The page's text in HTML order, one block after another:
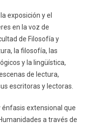
exposición y el
en la voz de
de Filosofía y
la filosofía, las
y la lingüística,
de lectura,
escritoras y lectoras.
énfasis extensional que
a través de